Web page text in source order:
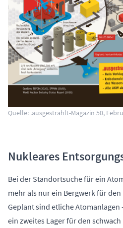
Quelle: .ausgestrahlt-Magazin 50,
Nukleares
Bei der Standortsuche für ein
mehr als nur ein Bergwerk für
Geplant sind etliche
ein zweites Lager für den